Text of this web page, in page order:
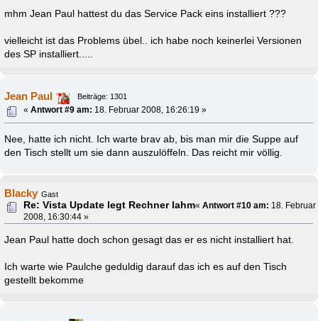
mhm Jean Paul hattest du das Service Pack eins installiert ???
vielleicht ist das Problems übel.. ich habe noch keinerlei Versionen
des SP installiert.....
Jean Paul
Beiträge: 1301
«Antwort #9 am: 18. Februar 2008, 16:26:19 »
Nee, hatte ich nicht. Ich warte brav ab, bis man mir die Suppe auf
den Tisch stellt um sie dann auszulöffeln. Das reicht mir völlig.
Blacky Gast
Re: Vista Update legt Rechner lahm«Antwort #10 am: 18. Februar
2008, 16:30:44 »
Jean Paul hatte doch schon gesagt das er es nicht installiert hat.
Ich warte wie Paulche geduldig darauf das ich es auf den Tisch
gestellt bekomme